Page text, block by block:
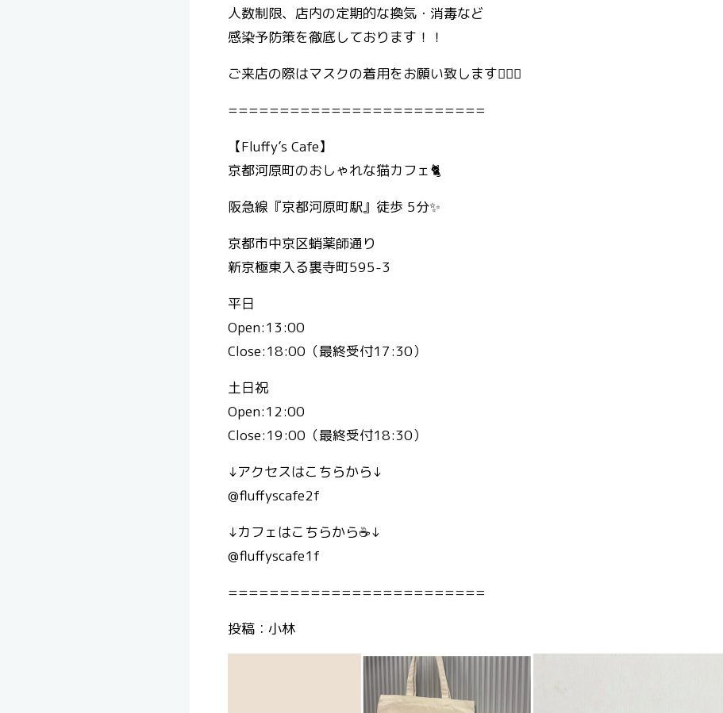
人数制限、店内の定期的な換気・消毒など
感染予防策を徹底しております！！
ご来店の際はマスクの着用をお願い致します🙇🏻‍♀️
=========================
【Fluffy’s Cafe】
京都河原町のおしゃれな猫カフェ🐈
阪急線『京都河原町駅』徒歩 5分✨
京都市中京区蛸薬師通り
新京極東入る裏寺町595-3
平日
Open:13:00
Close:18:00（最終受付17:30）
土日祝
Open:12:00
Close:19:00（最終受付18:30）
↓アクセスはこちらから↓
@fluffyscafe2f
↓カフェはこちらから☕️↓
@fluffyscafe1f
=========================
投稿：小林